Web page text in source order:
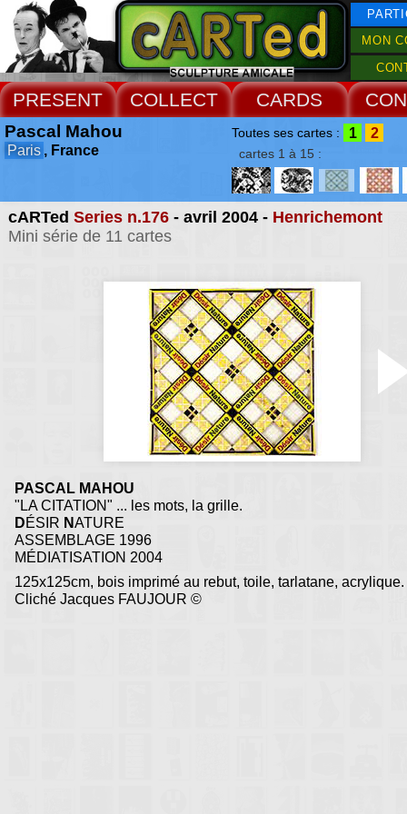
MON
PRESENT COLLECT CARDS
cARTed Series n.176- avril 2004 - Henrichemont
Mini série de 11 cartes
PASCAL MAHOU
"LA CITATION" ... les mots, la grille.
DÉSIR NATURE
ASSEMBLAGE 1996
MÉDIATISATION 2004
125x125cm, bois imprimé au rebut, toile, tarlatane, acrylique.
Cliché Jacques FAUJOUR ©
Pascal Mahou
Paris , France
Toutes ses cartes : 1 2
cartes 1 à 15 :